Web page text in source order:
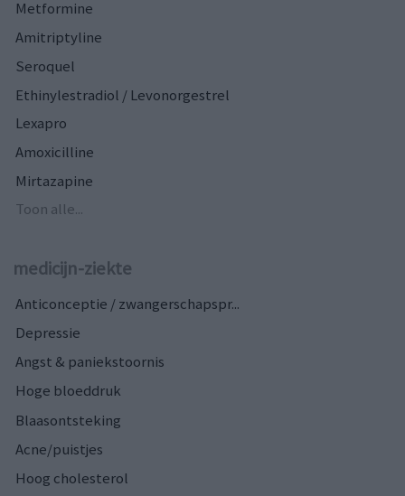
Metformine
Amitriptyline
Seroquel
Ethinylestradiol / Levonorgestrel
Lexapro
Amoxicilline
Mirtazapine
Toon alle...
medicijn-ziekte
Anticonceptie / zwangerschapspr...
Depressie
Angst & paniekstoornis
Hoge bloeddruk
Blaasontsteking
Acne/puistjes
Hoog cholesterol